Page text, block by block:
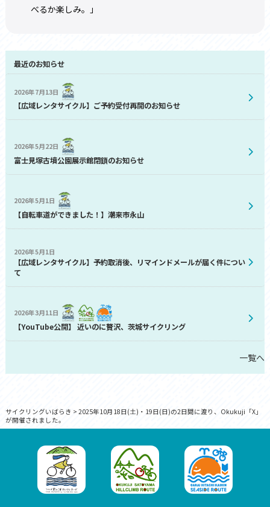
べるか楽しみ。」
最近のお知らせ
2026年7月13日
【広域レンタサイクル】ご予約受付再開のお知らせ
2026年5月22日
富士見塚古墳公園展示館閉鎖のお知らせ
2026年5月1日
【自転車道ができました！】潮来市永山
2026年5月1日
【広域レンタサイクル】予約取消後、リマインドメールが届く件につい
て
2026年3月11日
【YouTube公開】 近いのに贅沢、茨城サイクリング
一覧へ
サイクリングいばらき > 2025年10月18日(土)・19日(日)の2日間に渡り、Okukuji「X」
が開催されました。